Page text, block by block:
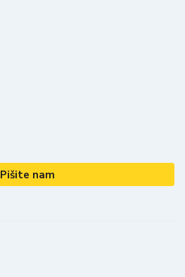
Pišite nam